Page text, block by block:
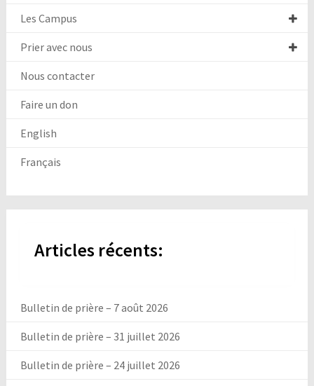
Les Campus
Prier avec nous
Nous contacter
Faire un don
English
Français
Articles récents:
Bulletin de prière – 7 août 2026
Bulletin de prière – 31 juillet 2026
Bulletin de prière – 24 juillet 2026